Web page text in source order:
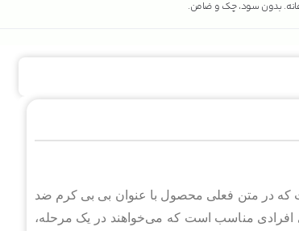
که در متن فعلی محصول با عنوان بی بی کرم ضد
برای افرادی مناسب است که می‌خواهند در یک مرحله،